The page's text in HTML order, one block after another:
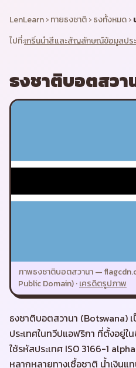
LenLearn›ทายธงชาติ›ธงทั้งหมด›
ไปที่:เกริ่นนำสีและสัญลักษณ์ข้อมูลปร
ธงชาติบอตสวา
ภาพธงชาติบอตสวานา—
Public Domain)·เครดิตรูปภาพ
ธงชาติบอตสวานา (Botswana)
ประเทศในทวีปแอฟริกา ที่ตั้งอยู่ใ
ใช้รหัสประเทศ ISO 3166-1
หลากหลายทางเชื้อชาติ น้ำเงินแ